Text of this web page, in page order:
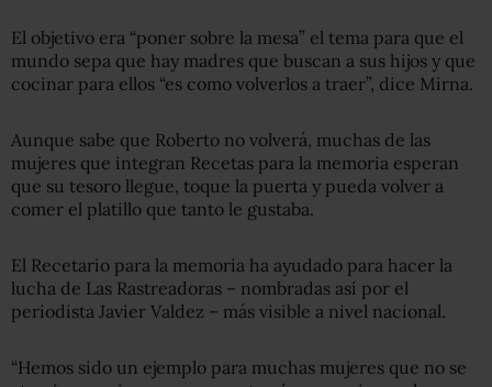
El objetivo era “poner sobre la mesa” el tema para que el
mundo sepa que hay madres que buscan a sus hijos y que
cocinar para ellos “es como volverlos a traer”, dice Mirna.
Aunque sabe que Roberto no volverá, muchas de las
mujeres que integran Recetas para la memoria esperan
que su tesoro llegue, toque la puerta y pueda volver a
comer el platillo que tanto le gustaba.
El Recetario para la memoria ha ayudado para hacer la
lucha de Las Rastreadoras – nombradas así por el
periodista Javier Valdez – más visible a nivel nacional.
“Hemos sido un ejemplo para muchas mujeres que no se